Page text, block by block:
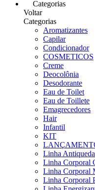
Categorias
Voltar
Categorias
Aromatizantes
Capilar
Condicionador
COSMETICOS
Creme
Deocolônia
Desodorante
Eau de Toilet
Eau de Toillete
Emagrecedores
Hair
Infantil
KIT
Linha
Linha Corporal
Linha Corporal
Linha Corporal